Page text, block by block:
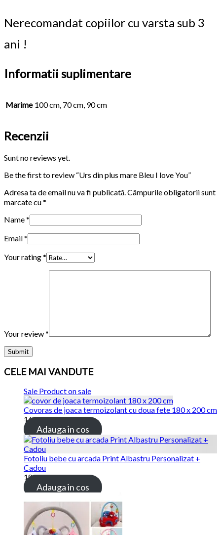
Nerecomandat copiilor cu varsta sub 3
ani !
Informatii suplimentare
Marime 100 cm, 70 cm, 90 cm
Recenzii
Sunt no reviews yet.
Be the first to review “Urs din plus mare Bleu I love You”
Adresa ta de email nu va fi publicată.Câmpurile obligatorii sunt
marcate cu*
Name*
Email*
Your rating*
Your review*
CELE MAI VANDUTE
Sale Product on sale
Covoras de joaca termoizolant cu doua fete 180 x 200 cm
169.00lei115.00lei
Adauga in cos
Fotoliu bebe cu arcada Print Albastru Personalizat +
Cadou
189.00lei
Adauga in cos